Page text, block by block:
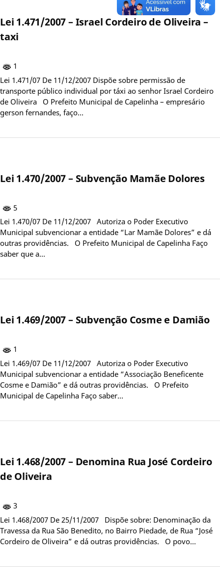
Lei 1.471/2007 – Israel Cordeiro de Oliveira –
taxi
1
Lei 1.471/07 De 11/12/2007 Dispõe sobre permissão de
transporte público individual por táxi ao senhor Israel Cordeiro
de Oliveira O Prefeito Municipal de Capelinha – empresário
gerson fernandes, faço…
Lei 1.470/2007 – Subvenção Mamãe Dolores
5
Lei 1.470/07 De 11/12/2007 Autoriza o Poder Executivo
Municipal subvencionar a entidade “Lar Mamãe Dolores” e dá
outras providências. O Prefeito Municipal de Capelinha Faço
saber que a…
Lei 1.469/2007 – Subvenção Cosme e Damião
1
Lei 1.469/07 De 11/12/2007 Autoriza o Poder Executivo
Municipal subvencionar a entidade “Associação Beneficente
Cosme e Damião” e dá outras providências. O Prefeito
Municipal de Capelinha Faço saber…
Lei 1.468/2007 – Denomina Rua José Cordeiro
de Oliveira
3
Lei 1.468/2007 De 25/11/2007 Dispõe sobre: Denominação da
Travessa da Rua São Benedito, no Bairro Piedade, de Rua “José
Cordeiro de Oliveira” e dá outras providências. O povo…